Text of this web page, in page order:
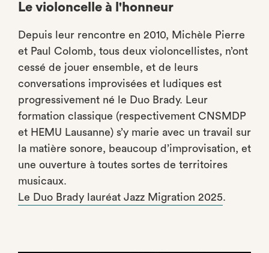
Le violoncelle à l'honneur
Depuis leur rencontre en 2010, Michèle Pierre
et Paul Colomb, tous deux violoncellistes, n’ont
cessé de jouer ensemble, et de leurs
conversations improvisées et ludiques est
progressivement né le Duo Brady. Leur
formation classique (respectivement CNSMDP
et HEMU Lausanne) s’y marie avec un travail sur
la matière sonore, beaucoup d’improvisation, et
une ouverture à toutes sortes de territoires
musicaux.
Le Duo Brady lauréat Jazz Migration 2025.